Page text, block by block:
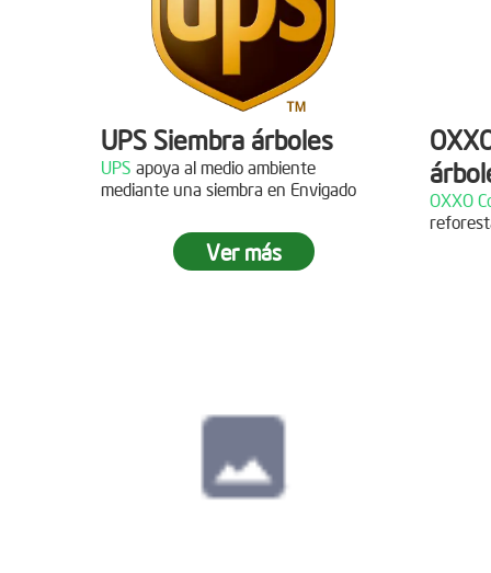
Descripción
¡Gracias al Grupo NW por
acompañarnos en nuestras jornadas
de reforestación!
04 de Diciembre de
UPS Siembra árboles
UPS apoya al medio ambiente
mediante una siembra en Envigado
Ver más
OXXO